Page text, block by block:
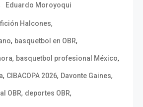
Eduardo Moroyoqui
Halcones,
, basquetbol en OBR,
, basquetbol profesional México,
, CIBACOPA 2026, Davonte Gaines,
OBR, deportes OBR,